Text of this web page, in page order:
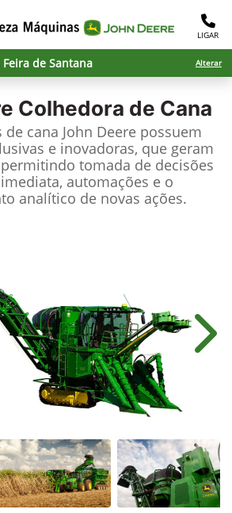
LIGAR
de Santana Alterar
Colhedora de Cana
cana John Deere possuem
e inovadoras, que geram
tomada de decisões
automações e o
analítico de novas ações.